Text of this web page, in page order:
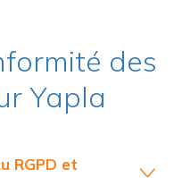
des
Yapla
RGPD et